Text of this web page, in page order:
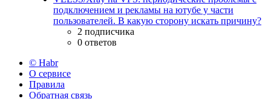
подключением и рекламы на ютубе у части
пользователей. В какую сторону искать причину?
2 подписчика
0 ответов
© Habr
О сервисе
Правила
Обратная связь